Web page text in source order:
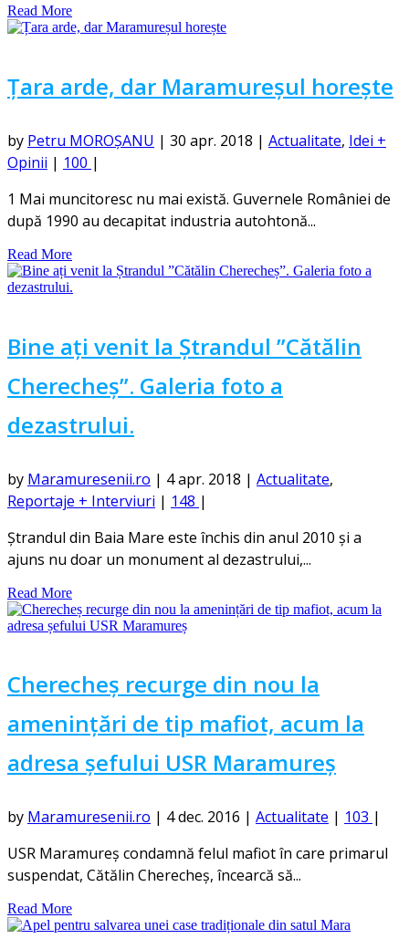
Read More
Țara arde, dar Maramureșul horește
by Petru MOROȘANU | 30 apr. 2018 | Actualitate, Idei +
Opinii | 100 |
1 Mai muncitoresc nu mai există. Guvernele României de
după 1990 au decapitat industria autohtonă...
Read More
Bine ați venit la Ștrandul ”Cătălin
Cherecheș”. Galeria foto a
dezastrului.
by Maramuresenii.ro | 4 apr. 2018 | Actualitate,
Reportaje + Interviuri | 148 |
Ștrandul din Baia Mare este închis din anul 2010 și a
ajuns nu doar un monument al dezastrului,...
Read More
Cherecheș recurge din nou la
amenințări de tip mafiot, acum la
adresa șefului USR Maramureș
by Maramuresenii.ro | 4 dec. 2016 | Actualitate | 103 |
USR Maramureş condamnă felul mafiot în care primarul
suspendat, Cătălin Cherecheş, încearcă să...
Read More